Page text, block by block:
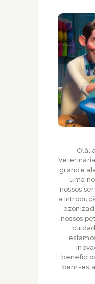
Olá,
grande
uma
nossos
a
nossos
bem-